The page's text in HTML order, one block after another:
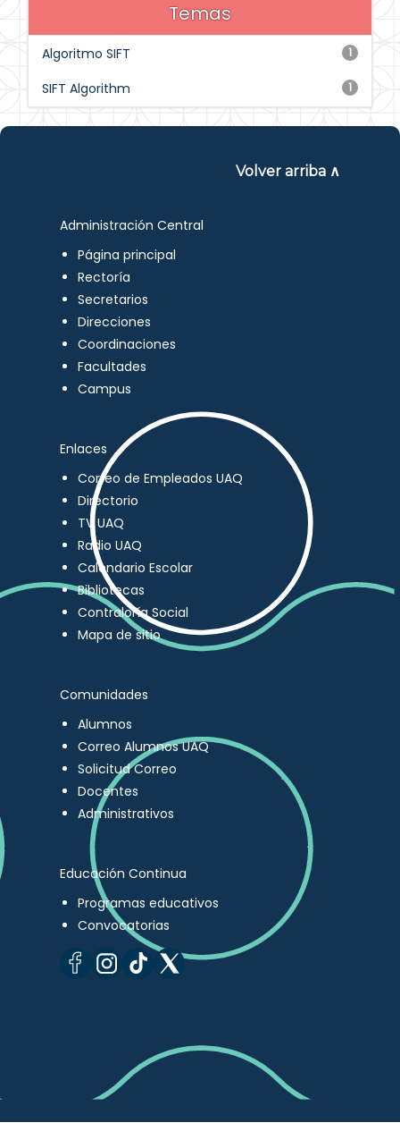
Temas
1
Algoritmo SIFT
1
SIFT Algorithm
Volver arriba ∧
Administración Central
Página principal
Rectoría
Secretarios
Direcciones
Coordinaciones
Facultades
Campus
Enlaces
Correo de Empleados UAQ
Directorio
TV UAQ
Radio UAQ
Calendario Escolar
Bibliotecas
Contraloría Social
Mapa de sitio
Comunidades
Alumnos
Correo Alumnos UAQ
Solicitud Correo
Docentes
Administrativos
Educación Continua
Programas educativos
Convocatorias